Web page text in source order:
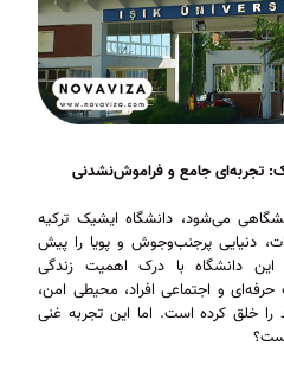
تجربه‌ای جامع و فراموش‌نشدنی
می‌شود، دانشگاه ایشیک ترکیه
دنیایی پرجنب‌وجوش و پویا را پیش
دانشگاه با درک اهمیت زندگی
و اجتماعی افراد، محیطی امن،
خلق کرده است. اما این تجربه غنی